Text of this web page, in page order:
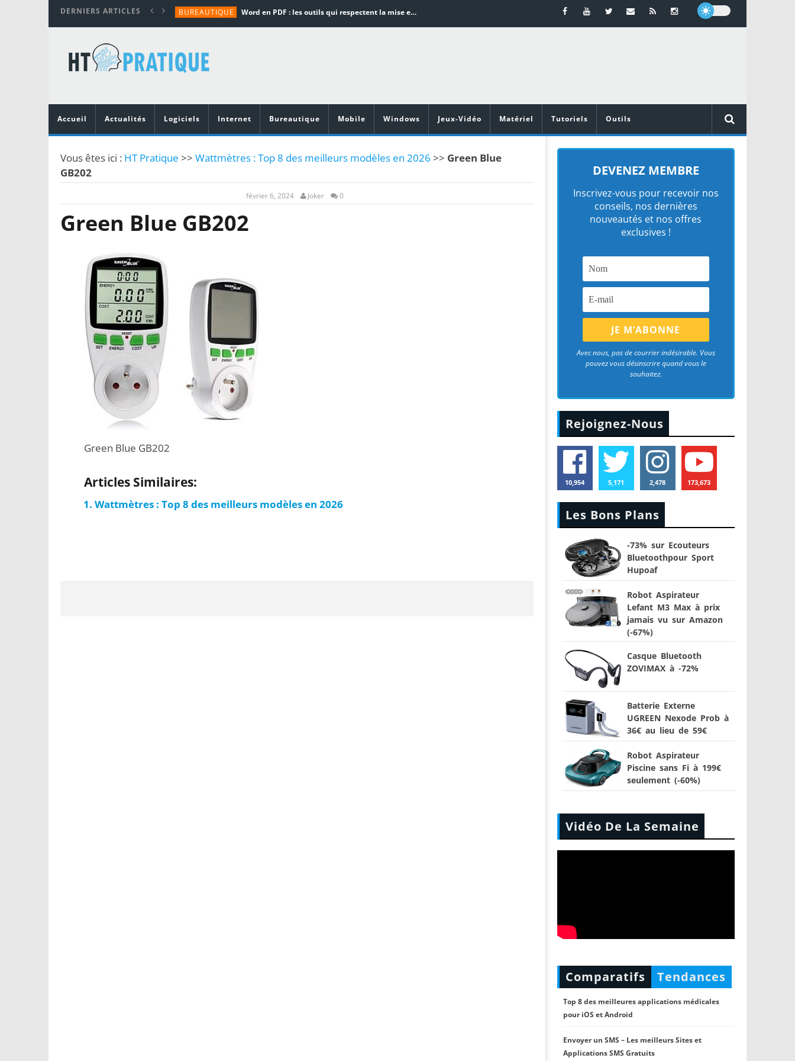
DERNIERS ARTICLES BUREAUTIQUE Word en PDF : les outils qui respectent la mise en page
TUTORIALS
MATÉRIEL
Vidéoprojecteurs Asus : Top 6 des meilleurs modèles de la marque
Accueil
Actualités Logiciels Internet Bureautique Mobile Windows Jeux-Vidéo Matériel Tutoriels Outils
Vous êtes ici : HT Pratique >> Wattmètres : Top 8 des meilleurs modèles en 2026 >> Green Blue
GB202
février 6, 2024 Joker 0
Green Blue GB202
Green Blue GB202
Articles Similaires:
Wattmètres : Top 8 des meilleurs modèles en 2026
DEVENEZ MEMBRE
Inscrivez-vous pour recevoir nos
conseils, nos dernières
nouveautés et nos offres
exclusives !
Avec nous, pas de courrier indésirable. Vous
pouvez vous désinscrire quand vous le
souhaitez.
Rejoignez-Nous
10,954 5,171 2,478 173,673
Les Bons Plans
-73% sur Ecouteurs
Bluetoothpour Sport
Hupoaf
Robot Aspirateur
Lefant M3 Max à prix
jamais vu sur Amazon
(-67%)
Casque Bluetooth
ZOVIMAX à -72%
Batterie Externe
UGREEN Nexode Prob à
36€ au lieu de 59€
Robot Aspirateur
Piscine sans Fi à 199€
seulement (-60%)
Vidéo De La Semaine
Comparatifs Tendances
Top 8 des meilleures applications médicales
pour iOS et Android
Envoyer un SMS – Les meilleurs Sites et
Applications SMS Gratuits